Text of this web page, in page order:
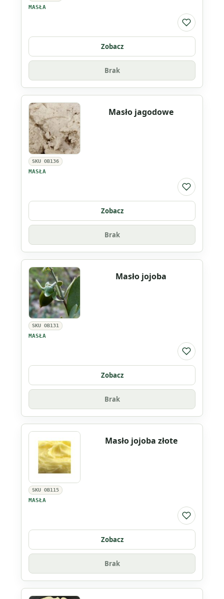
MASŁA
Do listy
Zobacz
Brak
SKU OB136
MASŁA
Masło jagodowe
Do listy
Zobacz
Brak
SKU OB131
MASŁA
Masło jojoba
Do listy
Zobacz
Brak
SKU OB115
MASŁA
Masło jojoba złote
Do listy
Zobacz
Brak